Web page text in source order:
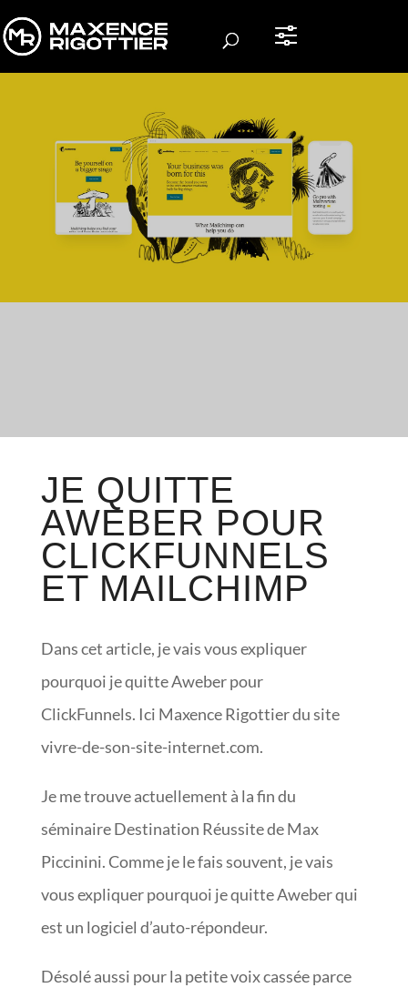
JE QUITTE
AWEBER POUR
CLICKFUNNELS
ET MAILCHIMP
Dans cet article, je vais vous expliquer
pourquoi je quitte Aweber pour
ClickFunnels. Ici Maxence Rigottier du site
vivre-de-son-site-internet.com.
Je me trouve actuellement à la fin du
séminaire Destination Réussite de Max
Piccinini. Comme je le fais souvent, je vais
vous expliquer pourquoi je quitte Aweber qui
est un logiciel d’auto-répondeur.
Désolé aussi pour la petite voix cassée parce